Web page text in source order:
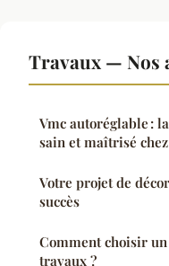
Travaux — Nos
Vmc autoréglable :
sain et maîtrisé
Votre projet de
succès
Comment choisir
travaux ?